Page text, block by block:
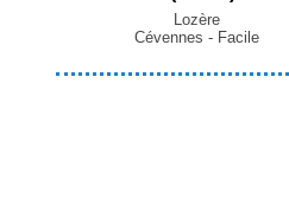
Lozère
Cévennes - Facile